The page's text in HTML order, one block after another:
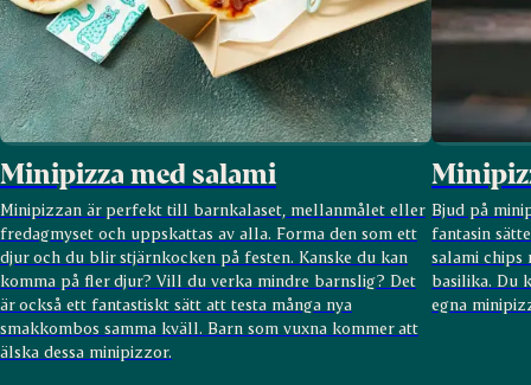
Minipizza med salami
Minipizzan är perfekt till barnkalaset, mellanmålet eller
fredagmyset och uppskattas av alla. Forma den som ett
djur och du blir stjärnkocken på festen. Kanske du kan
komma på fler djur? Vill du verka mindre barnslig? Det
är också ett fantastiskt sätt att testa många nya
smakkombos samma kväll. Barn som vuxna kommer att
älska dessa minipizzor.
Bjud på
fantasin
salami chips
basilika. Du
egna